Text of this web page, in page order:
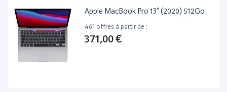
Apple MacBook Pro 13” (2020) 512Go
461 offres à partir de :
371,00 €